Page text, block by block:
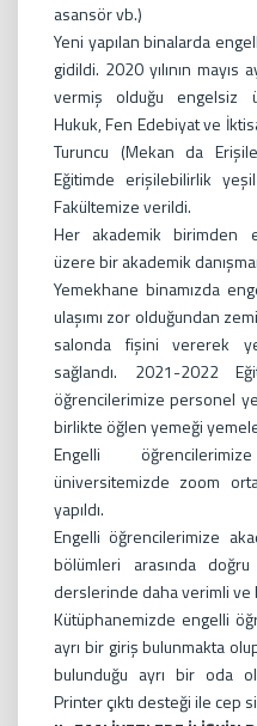
asansör vb.)
Yeni yapılan binalarda
gidildi. 2020 yılının mayıs
vermiş olduğu engelsiz
Hukuk, Fen Edebiyat ve
Turuncu (Mekan da
Eğitimde erişilebilirlik
Fakültemize verildi.
Her akademik birimden
üzere bir akademik
Yemekhane binamızda
ulaşımı zor olduğundan
salonda fişini vererek
sağlandı. 2021-2022
öğrencilerimize personel
birlikte öğlen yemeği
Engelli
üniversitemizde zoom
yapıldı.
Engelli öğrencilerimize
bölümleri arasında
derslerinde daha verimli ve
Kütüphanemizde engelli
ayrı bir giriş bulunmakta
bulunduğu ayrı bir oda
Printer çıktı desteği ile cep